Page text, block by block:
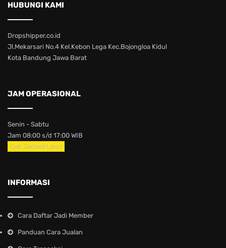
HUBUNGI KAMI
Dropshipper.co.id
Jl.Mekarsari No.4 Kel.Kebon Lega Kec.Bojongloa Kidul
Kota Bandung Jawa Barat
JAM OPERASIONAL
Senin - Sabtu
Jam 08:00 s/d 17:00 WIB
Cek Jadwal Libur
INFORMASI
Cara Daftar Jadi Member
Panduan Cara Jualan